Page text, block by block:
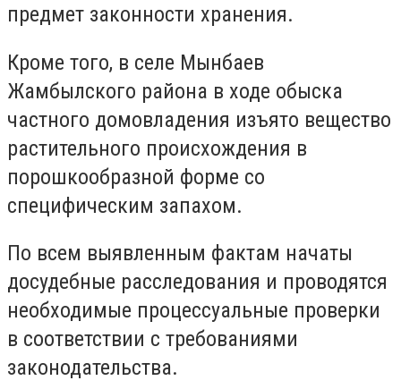
предмет законности хранения.
Кроме того, в селе Мынбаев
Жамбылского района в ходе обыска
частного домовладения изъято вещество
растительного происхождения в
порошкообразной форме со
специфическим запахом.
По всем выявленным фактам начаты
досудебные расследования и проводятся
необходимые процессуальные проверки
в соответствии с требованиями
законодательства.